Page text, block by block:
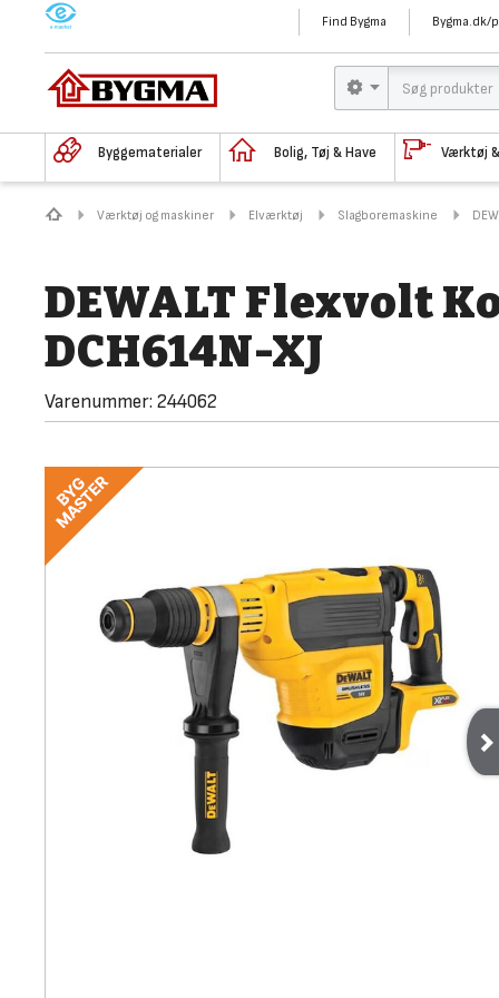
M Find Bygma Bygma.dk/
Byggematerialer Bolig, Tøj & Have Værktøj
Værktøj og maskiner Elværktøj Slagboremaskine
DEWALT Flexvolt
DCH614N-XJ
Varenummer: 244062